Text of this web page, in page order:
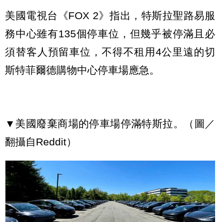
美國電視台《FOX 2》指出，特斯拉聖路易服
務中心雖有135個停車位，但幾乎被停滿且必
須替客人預留車位，不得不租用4公里遠的切
斯特菲爾德購物中心停車場應急。
▼美國廢棄商場的停車場停滿特斯拉。（圖／
翻攝自Reddit）